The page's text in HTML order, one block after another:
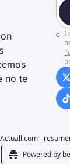
no te
I
-
Powered by